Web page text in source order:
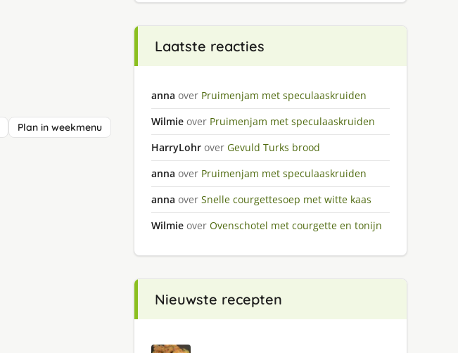
Plan in weekmenu
Laatste reacties
anna over Pruimenjam met speculaaskruiden
Wilmie over Pruimenjam met speculaaskruiden
HarryLohr over Gevuld Turks brood
anna over Pruimenjam met speculaaskruiden
anna over Snelle courgettesoep met witte kaas
Wilmie over Ovenschotel met courgette en tonijn
Nieuwste recepten